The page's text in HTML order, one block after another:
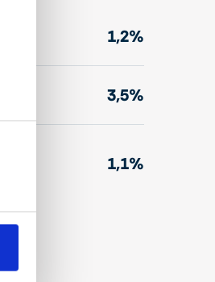
1,2%
3,5%
1,1%